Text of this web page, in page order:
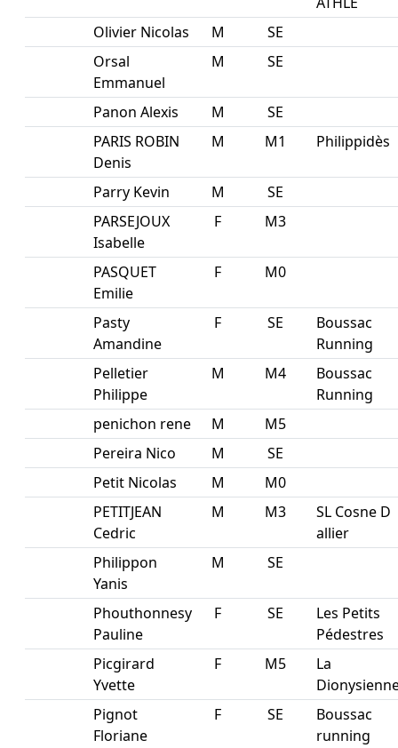
Olivier Nicolas
M
SE
Orsal
Emmanuel
M SE
Panon Alexis M
SE
PARIS ROBIN
Denis
M M1 Philippidès
Parry Kevin M
SE
PARSEJOUX
Isabelle
F M3
PASQUET
Emilie
F M0
Pasty
Amandine
F SE
Boussac
Running
Pelletier
Philippe
M M4
Boussac
Running
penichon rene
M
M5
Pereira Nico
M
SE
Petit Nicolas
M
M0
PETITJEAN
Cedric
M M3
SL Cosne D
allier
Philippon
Yanis
M SE
Phouthonnesy
Pauline
F SE
Les Petits
Pédestres
Picgirard
Yvette
F M5
La
Pignot
Floriane
F SE
Boussac
running